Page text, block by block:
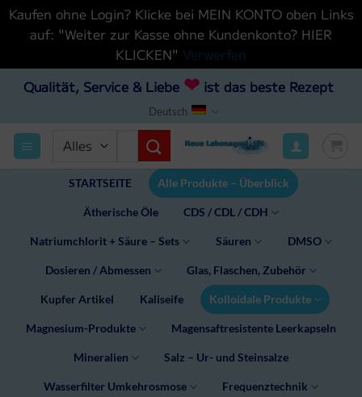
Kaufen ohne Login? Klicke bei MEIN KONTO oben Links
auf: "Weiter zur Kasse ohne Kundenkonto? HIER
KLICKEN" Verwerfen
Inhalt
Qualität, Service & Liebe ❤ist das beste Rezept
Deutsch
Suchen
STARTSEITE Alle Produkte – Überblick
Ätherische Öle CDS / CDL / CDH
Natriumchlorit + Säure – Sets Säuren DMSO
Dosieren / Abmessen Glas, Flaschen, Zubehör
Kupfer Artikel Kaliseife Kolloidale Produkte
Magnesium-Produkte Magensaftresistente Leerkapseln
Mineralien Salz – Ur- und Steinsalze
Wasserfilter Umkehrosmose Frequenztechnik